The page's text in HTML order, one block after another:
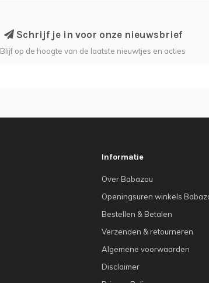
Schrijf je in voor onze nieuwsbrief
Blijf op de hoogte van de laatste nieuwtjes en acties
Informatie
Over Babazou
Openingsuren winkels
Bestellen & Betalen
Verzenden & retourneren
Algemene voorwaarden
Disclaimer